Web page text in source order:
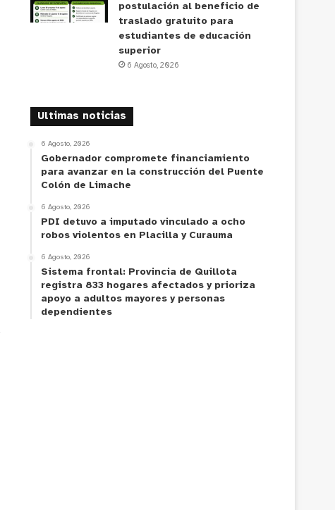
postulación al beneficio de
traslado gratuito para
estudiantes de educación
superior
6 Agosto, 2026
Ultimas noticias
6 Agosto, 2026
Gobernador compromete financiamiento
para avanzar en la construcción del Puente
Colón de Limache
6 Agosto, 2026
PDI detuvo a imputado vinculado a ocho
robos violentos en Placilla y Curauma
6 Agosto, 2026
Sistema frontal: Provincia de Quillota
registra 833 hogares afectados y prioriza
apoyo a adultos mayores y personas
dependientes